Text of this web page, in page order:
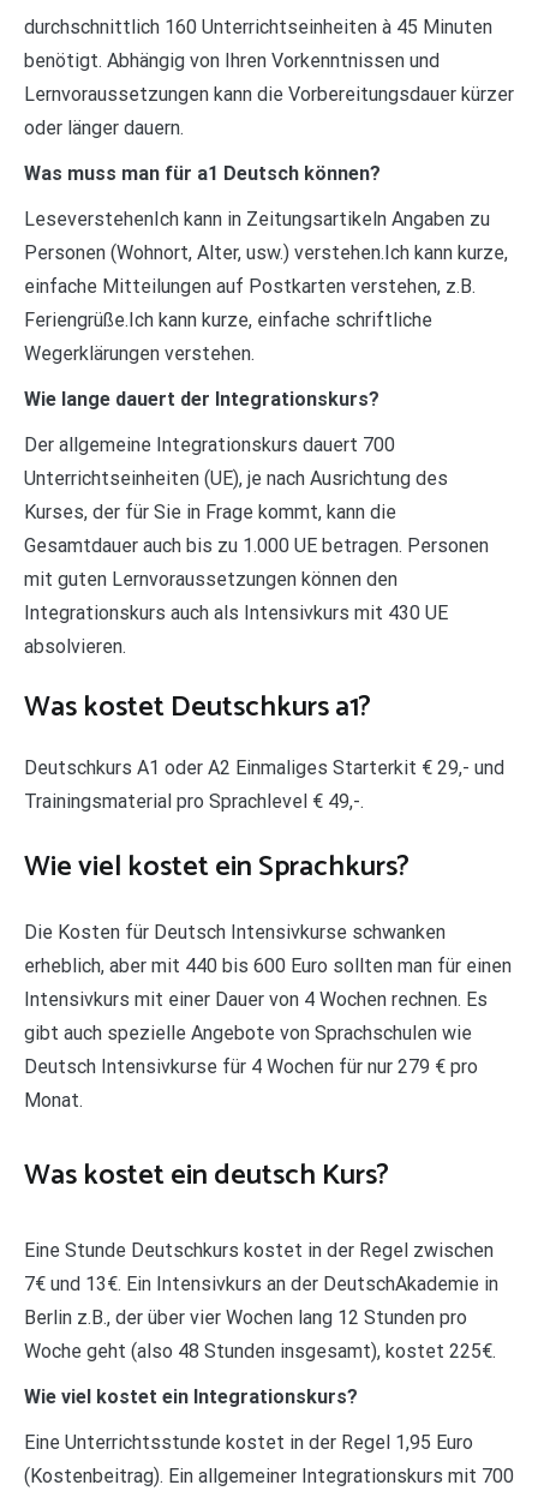
durchschnittlich 160 Unterrichtseinheiten à 45 Minuten
benötigt. Abhängig von Ihren Vorkenntnissen und
Lernvoraussetzungen kann die Vorbereitungsdauer kürzer
oder länger dauern.
Was muss man für a1 Deutsch können?
LeseverstehenIch kann in Zeitungsartikeln Angaben zu
Personen (Wohnort, Alter, usw.) verstehen.Ich kann kurze,
einfache Mitteilungen auf Postkarten verstehen, z.B.
Feriengrüße.Ich kann kurze, einfache schriftliche
Wegerklärungen verstehen.
Wie lange dauert der Integrationskurs?
Der allgemeine Integrationskurs dauert 700
Unterrichtseinheiten (UE), je nach Ausrichtung des
Kurses, der für Sie in Frage kommt, kann die
Gesamtdauer auch bis zu 1.000 UE betragen. Personen
mit guten Lernvoraussetzungen können den
Integrationskurs auch als Intensivkurs mit 430 UE
absolvieren.
Was kostet Deutschkurs a1?
Deutschkurs A1 oder A2 Einmaliges Starterkit € 29,- und
Trainingsmaterial pro Sprachlevel € 49,-.
Wie viel kostet ein Sprachkurs?
Die Kosten für Deutsch Intensivkurse schwanken
erheblich, aber mit 440 bis 600 Euro sollten man für einen
Intensivkurs mit einer Dauer von 4 Wochen rechnen. Es
gibt auch spezielle Angebote von Sprachschulen wie
Deutsch Intensivkurse für 4 Wochen für nur 279 € pro
Monat.
Was kostet ein deutsch Kurs?
Eine Stunde Deutschkurs kostet in der Regel zwischen
7€ und 13€. Ein Intensivkurs an der DeutschAkademie in
Berlin z.B., der über vier Wochen lang 12 Stunden pro
Woche geht (also 48 Stunden insgesamt), kostet 225€.
Wie viel kostet ein Integrationskurs?
Eine Unterrichtsstunde kostet in der Regel 1,95 Euro
(Kostenbeitrag). Ein allgemeiner Integrationskurs mit 700